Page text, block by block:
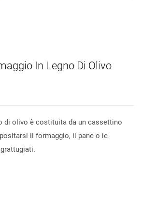
In Legno Di Olivo
di olivo è costituita da un cassettino
il formaggio, il pane o le